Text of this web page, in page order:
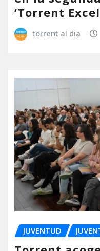
‘Torrent
torrent al dia
JUVENTUD